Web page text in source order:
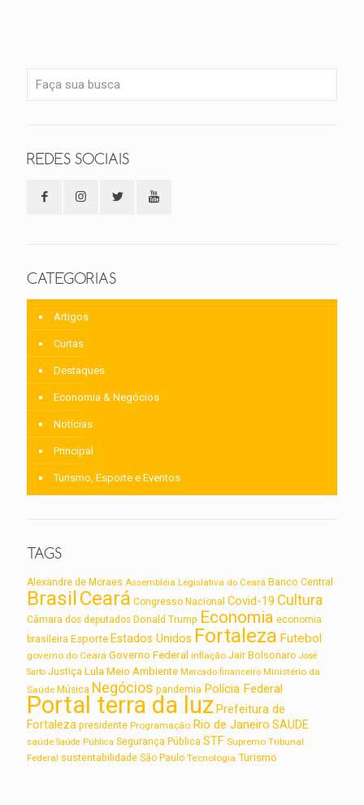
REDES SOCIAIS
CATEGORIAS
Artigos
Curtas
Destaques
Economia & Negócios
Notícias
Principal
Turismo, Esporte e Eventos
TAGS
Alexandre de Moraes Assembleia Legislativa do Ceará Banco Central
BrasilCeará Congresso Nacional Covid-19 Cultura
Câmara dos deputados Donald Trump Economia economia
brasileira Esporte Estados Unidos Fortaleza Futebol
governo do Ceará Governo Federal inflação Jair Bolsonaro José
Sarto Justiça Lula Meio Ambiente Mercado financeiro Ministério da
Saúde Música Negócios pandemia Polícia Federal
Portal terra da luz Prefeitura de
Fortaleza presidente Programação Rio de Janeiro SAUDE
saúde Saúde Pública Segurança Pública STF Supremo Tribunal
Federal sustentabilidade São Paulo Tecnologia Turismo